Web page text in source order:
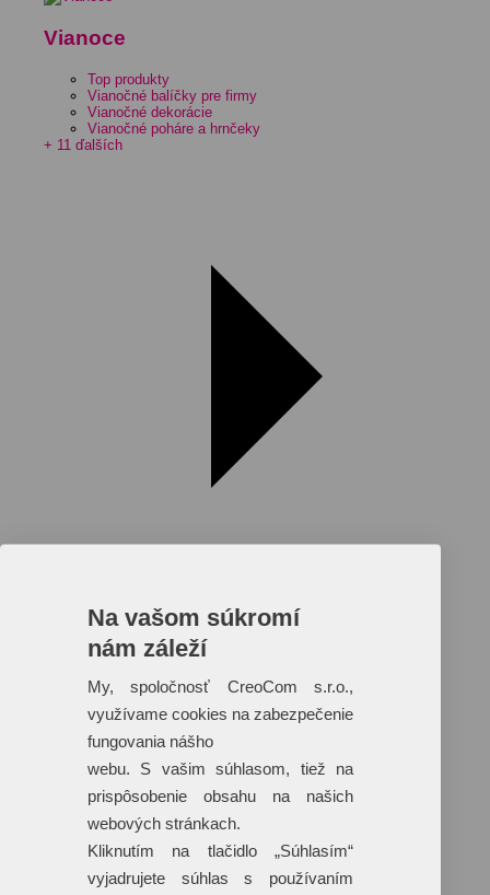
Vianoce
Top produkty
Vianočné balíčky pre firmy
Vianočné dekorácie
Vianočné poháre a hrnčeky
+ 11 ďalších
Reklamné predmety s plnofarebnou
potlačou
Dáždniky
Tašky
Hračky
Klobúky
Na vašom súkromí
nám záleží
My, spoločnosť CreoCom s.r.o.,
využívame cookies na zabezpečenie
fungovania nášho
webu. S vašim súhlasom, tiež na
prispôsobenie obsahu na našich
webových stránkach.
Kliknutím na tlačidlo „Súhlasím“
vyjadrujete súhlas s používaním